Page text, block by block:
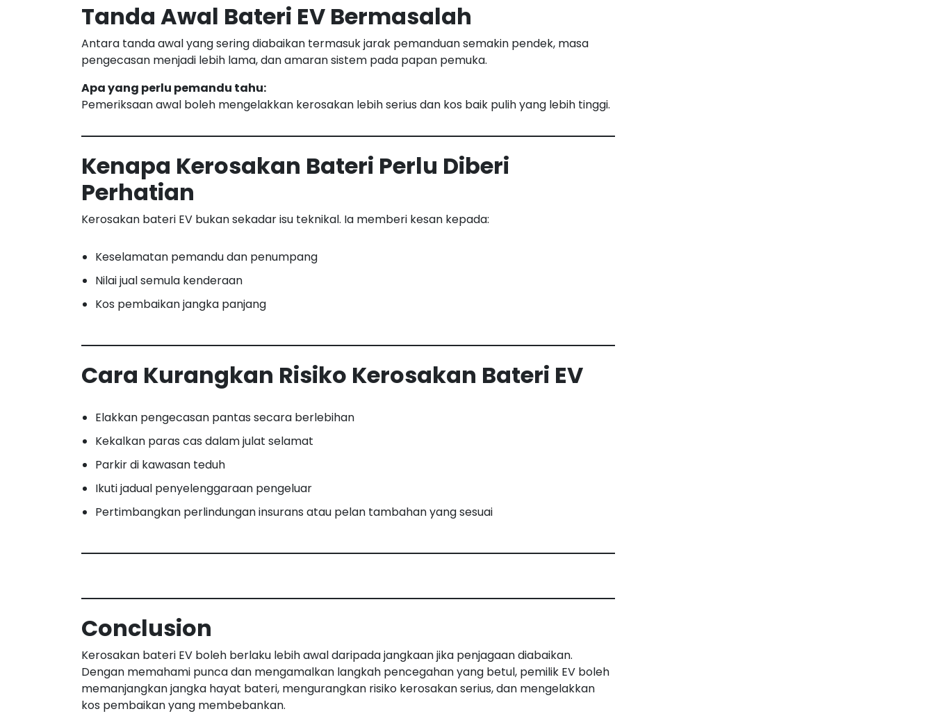
Tanda Awal Bateri EV Bermasalah
Antara tanda awal yang sering diabaikan termasuk jarak pemanduan semakin pendek, masa
pengecasan menjadi lebih lama, dan amaran sistem pada papan pemuka.
Apa yang perlu pemandu tahu:
Pemeriksaan awal boleh mengelakkan kerosakan lebih serius dan kos baik pulih yang lebih tinggi.
Kenapa Kerosakan Bateri Perlu Diberi
Perhatian
Kerosakan bateri EV bukan sekadar isu teknikal. Ia memberi kesan kepada:
Keselamatan pemandu dan penumpang
Nilai jual semula kenderaan
Kos pembaikan jangka panjang
Cara Kurangkan Risiko Kerosakan Bateri EV
Elakkan pengecasan pantas secara berlebihan
Kekalkan paras cas dalam julat selamat
Parkir di kawasan teduh
Ikuti jadual penyelenggaraan pengeluar
Pertimbangkan perlindungan insurans atau pelan tambahan yang sesuai
Conclusion
Kerosakan bateri EV boleh berlaku lebih awal daripada jangkaan jika penjagaan diabaikan.
Dengan memahami punca dan mengamalkan langkah pencegahan yang betul, pemilik EV boleh
memanjangkan jangka hayat bateri, mengurangkan risiko kerosakan serius, dan mengelakkan
kos pembaikan yang membebankan.